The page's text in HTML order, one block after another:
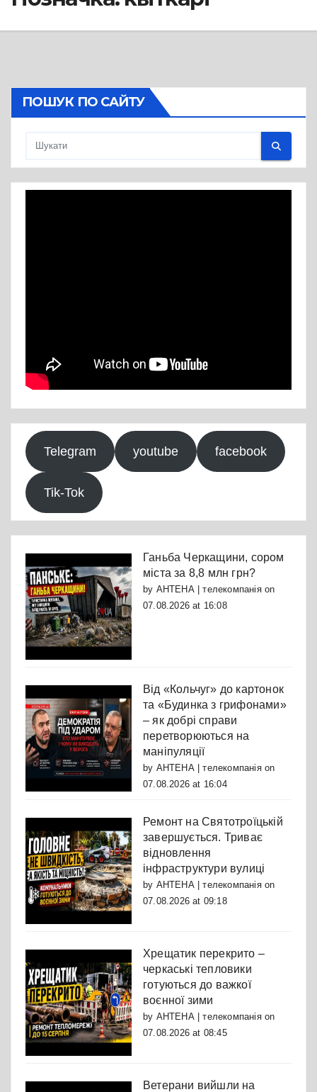
ПОШУК ПО САЙТУ
Telegram youtube facebook
Tik-Tok
Ганьба Черкащини, сором
міста за 8,8 млн грн?
by АНТЕНА | телекомпаніяon
07.08.2026 at 16:08
Від «Кольчуг» до картонок
та «Будинка з грифонами»
– як добрі справи
перетворюються на
маніпуляції
by АНТЕНА | телекомпаніяon
07.08.2026 at 16:04
Ремонт на Святотроїцькій
завершується. Триває
відновлення
інфраструктури вулиці
by АНТЕНА | телекомпаніяon
07.08.2026 at 09:18
Хрещатик перекрито –
черкаські тепловики
готуються до важкої
воєнної зими
by АНТЕНА | телекомпаніяon
07.08.2026 at 08:45
Ветерани вийшли на